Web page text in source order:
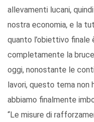
allevamenti lucani,
nostra economia, e la
quanto l’obiettivo finale
completamente la
oggi, nonostante le
lavori, questo tema non
abbiamo finalmente
“Le misure di